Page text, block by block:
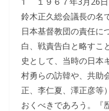
鈴木正久総会議長の名
日本基督教団の責任に
白、戦責告白と略すこ
史として、当時の日本
村勇らの訪韓や、共助
正、李仁夏、澤正彦等
おくべきであろう。『